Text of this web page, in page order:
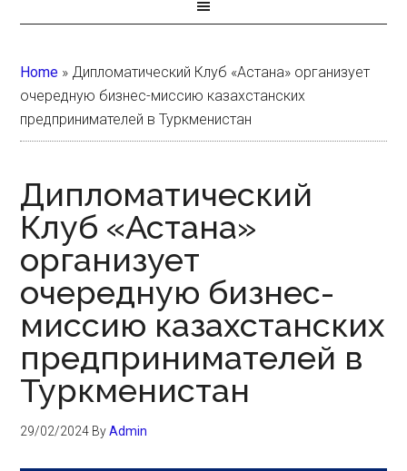
Home » Дипломатический Клуб «Астана» организует
очередную бизнес-миссию казахстанских
предпринимателей в Туркменистан
Дипломатический
Клуб «Астана»
организует
очередную бизнес-
миссию казахстанских
предпринимателей в
Туркменистан
29/02/2024 ByAdmin